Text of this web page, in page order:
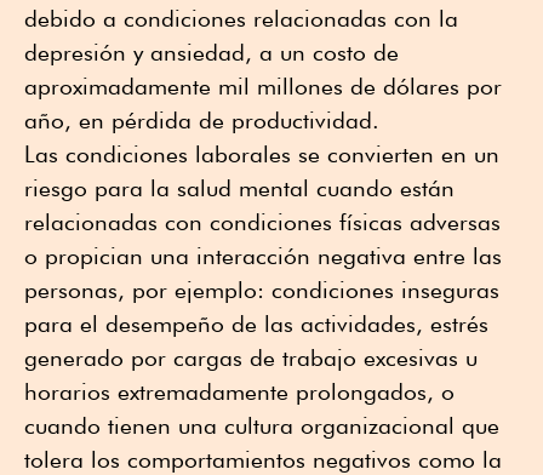
debido a condiciones relacionadas con la
depresión y ansiedad, a un costo de
aproximadamente mil millones de dólares por
año, en pérdida de productividad.
Las condiciones laborales se convierten en un
riesgo para la salud mental cuando están
relacionadas con condiciones físicas adversas
o propician una interacción negativa entre las
personas, por ejemplo: condiciones inseguras
para el desempeño de las actividades, estrés
generado por cargas de trabajo excesivas u
horarios extremadamente prolongados, o
cuando tienen una cultura organizacional que
tolera los comportamientos negativos como la